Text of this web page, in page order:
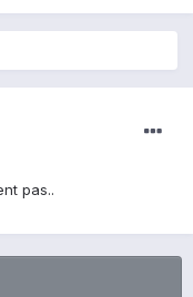
pas..